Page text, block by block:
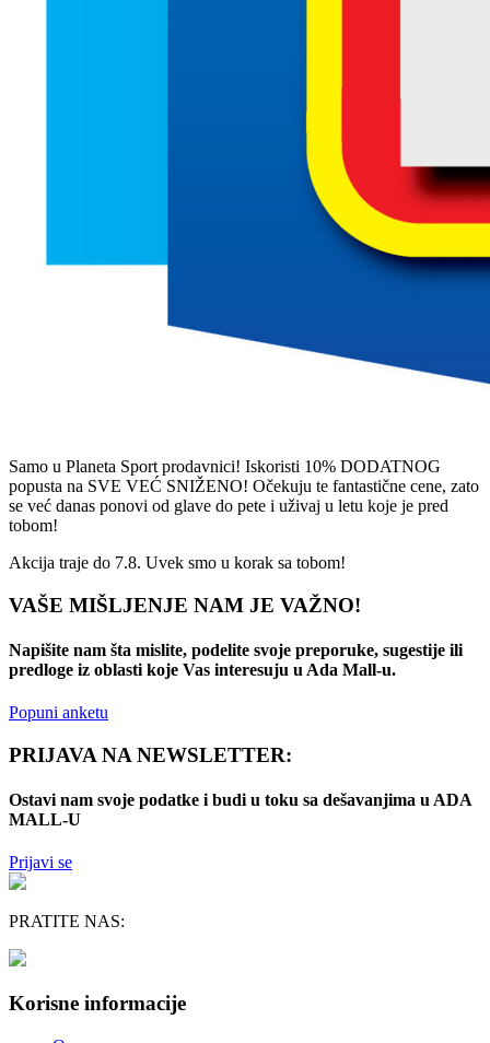
Samo u Planeta Sport prodavnici! Iskoristi 10% DODATNOG
popusta na SVE VEĆ SNIŽENO! Očekuju te fantastične cene, zato
se već danas ponovi od glave do pete i uživaj u letu koje je pred
tobom!
Akcija traje do 7.8. Uvek smo u korak sa tobom!
VAŠE MIŠLJENJE NAM JE VAŽNO!
Napišite nam šta mislite, podelite svoje preporuke, sugestije ili
predloge iz oblasti koje Vas interesuju u Ada Mall-u.
Popuni anketu
PRIJAVA NA NEWSLETTER:
Ostavi nam svoje podatke i budi u toku sa dešavanjima u ADA
MALL-U
Prijavi se
PRATITE NAS:
Korisne informacije